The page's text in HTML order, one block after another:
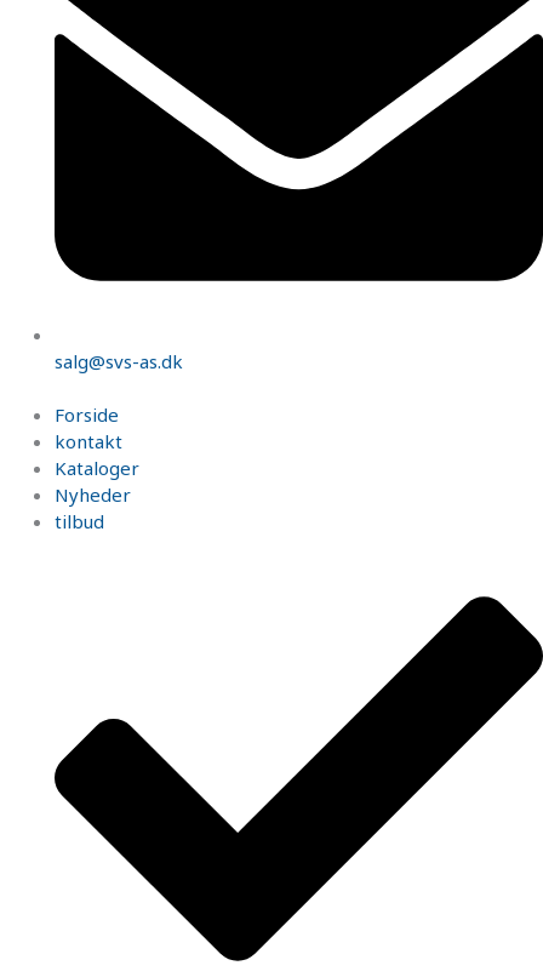
salg@svs-as.dk
Forside
kontakt
Kataloger
Nyheder
tilbud